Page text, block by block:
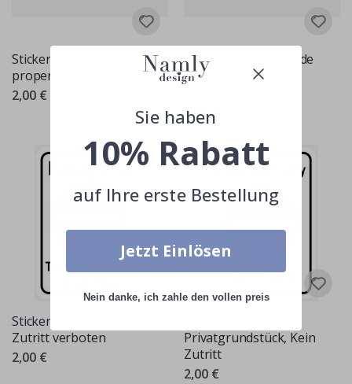
Sticker - Private
property No entry
2,00 €
Sticker - Privatgelände
Kein Zutritt für
2,00 €
Sticker - Privatgelände
Zutritt verboten
2,00 €
Privatgrundstück, Kein
Zutritt
2,00 €
Sie haben
10% Rabatt
auf Ihre erste Bestellung
Jetzt Einlösen
Nein danke, ich zahle den vollen preis